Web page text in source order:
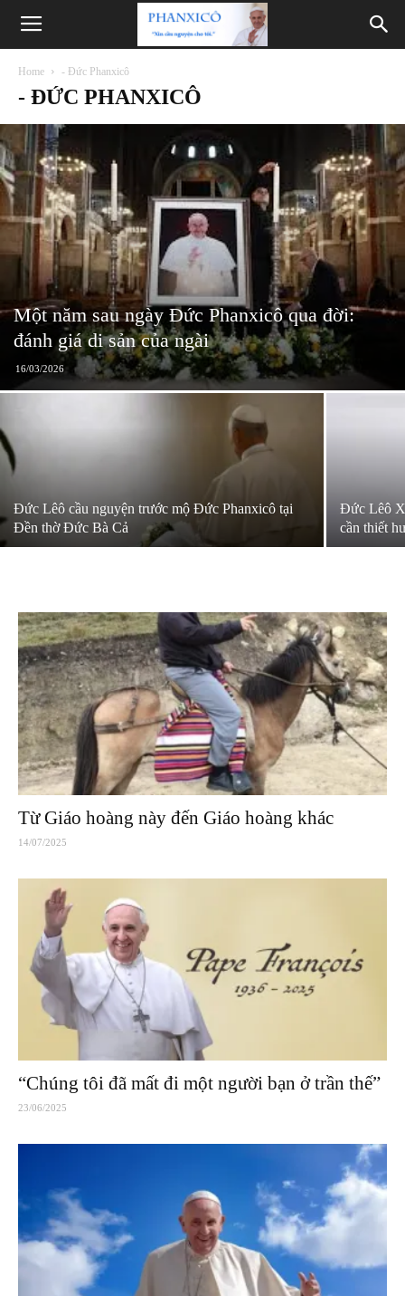
Phanxicô
Home - Đức Phanxicô
- ĐỨC PHANXICÔ
Một năm sau ngày Đức Phanxicô qua đời:
đánh giá di sản của ngài
16/03/2026
Đức Lêô cầu nguyện trước mộ Đức Phanxicô tại
Đền thờ Đức Bà Cả
Đức Lêô
cần thiết
Từ Giáo hoàng này đến Giáo hoàng khác
14/07/2025
“Chúng tôi đã mất đi một người bạn ở trần thế”
23/06/2025